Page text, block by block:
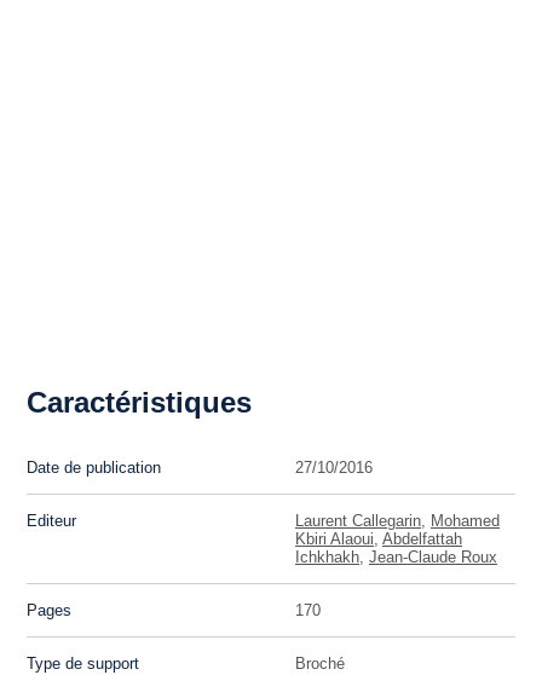
Caractéristiques
Date de publication 27/10/2016
Editeur Laurent Callegarin, Mohamed
Kbiri Alaoui, Abdelfattah
Ichkhakh, Jean-Claude Roux
Pages 170
Type de support Broché